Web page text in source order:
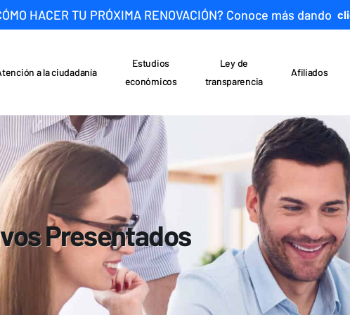
HACER TU PRÓXIMA RENOVACIÓN? Conoce más dando
a la ciudadanía
Estudios
económicos
Ley de
transparencia
Afiliados
Presentados